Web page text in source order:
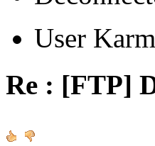
User
Re : [FTP]